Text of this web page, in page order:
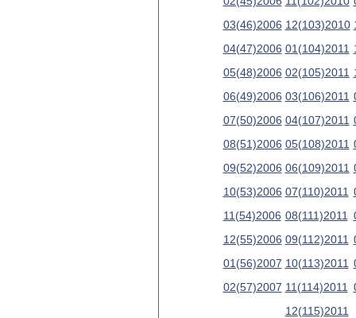
03(46)2006
04(47)2006
05(48)2006
06(49)2006
07(50)2006
08(51)2006
09(52)2006
10(53)2006
11(54)2006
12(55)2006
01(56)2007
02(57)2007
12(103)2010
01(104)2011
02(105)2011
03(106)2011
04(107)2011
05(108)2011
06(109)2011
07(110)2011
08(111)2011
09(112)2011
10(113)2011
11(114)2011
12(115)2011